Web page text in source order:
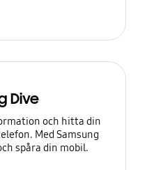
Dive
och hitta din
Med Samsung
spåra din mobil.